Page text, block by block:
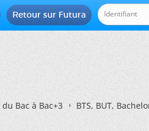
Retour sur Futura
Bac à Bac+3
BTS, BUT,